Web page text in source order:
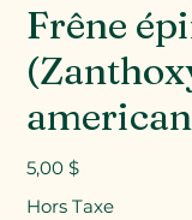
Frêne
Prix
5,00 $
Hors Taxe